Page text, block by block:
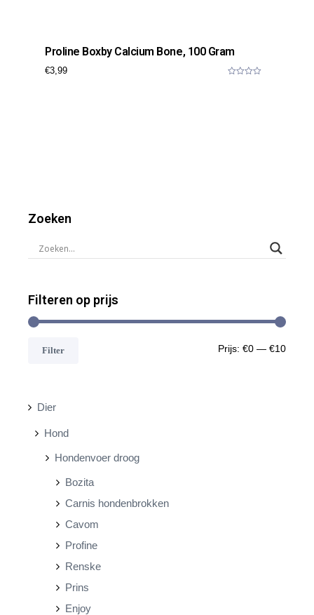
Proline Boxby Calcium Bone, 100 Gram
€3,99
Zoeken
Filteren op prijs
MM
Filter Prijs: €0 — €10
Dier
Hond
Hondenvoer droog
Bozita
Carnis hondenbrokken
Cavom
Profine
Renske
Prins
Enjoy